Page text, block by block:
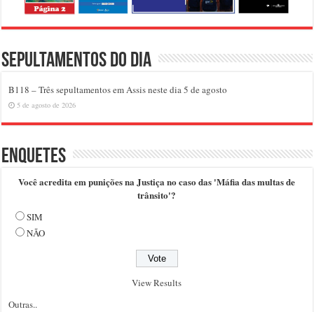
Sepultamentos do dia
B118 – Três sepultamentos em Assis neste dia 5 de agosto
5 de agosto de 2026
Enquetes
Você acredita em punições na Justiça no caso das 'Máfia das multas de
trânsito'?
SIM
NÃO
View Results
Outras..